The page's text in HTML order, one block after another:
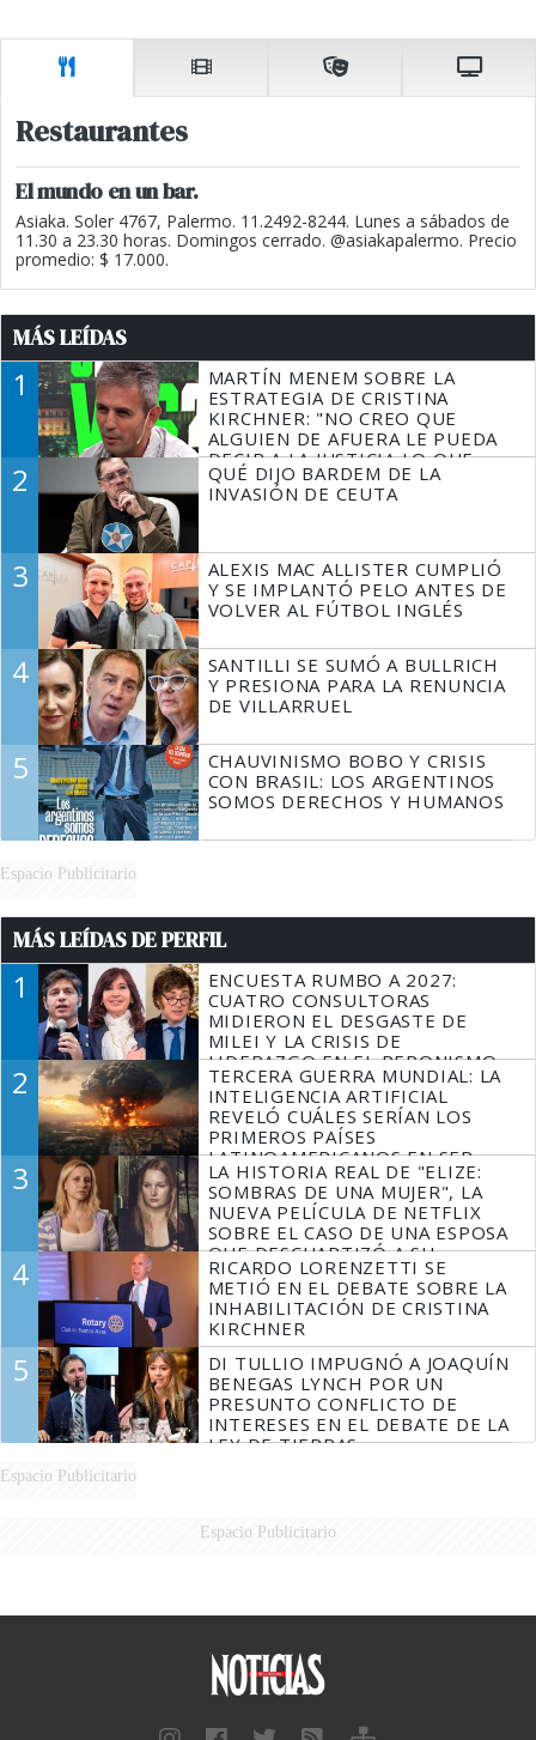
Restaurantes
El mundo en un bar.
Asiaka. Soler 4767, Palermo. 11.2492-8244. Lunes a sábados de
11.30 a 23.30 horas. Domingos cerrado. @asiakapalermo. Precio
promedio: $ 17.000.
MÁS LEÍDAS
1
MARTÍN MENEM SOBRE LA
ESTRATEGIA DE CRISTINA
KIRCHNER: "NO CREO QUE
ALGUIEN DE AFUERA LE PUEDA
DECIR A LA JUSTICIA LO QUE
TIENE QUE HACER"
2
QUÉ DIJO BARDEM DE LA
INVASIÓN DE CEUTA
3
ALEXIS MAC ALLISTER CUMPLIÓ
Y SE IMPLANTÓ PELO ANTES DE
VOLVER AL FÚTBOL INGLÉS
4
SANTILLI SE SUMÓ A BULLRICH
Y PRESIONA PARA LA RENUNCIA
DE VILLARRUEL
5
CHAUVINISMO BOBO Y CRISIS
CON BRASIL: LOS ARGENTINOS
SOMOS DERECHOS Y HUMANOS
Espacio Publicitario
MÁS LEÍDAS DE PERFIL
1
ENCUESTA RUMBO A 2027:
CUATRO CONSULTORAS
MIDIERON EL DESGASTE DE
MILEI Y LA CRISIS DE
LIDERAZGO EN EL PERONISMO
2
TERCERA GUERRA MUNDIAL: LA
INTELIGENCIA ARTIFICIAL
REVELÓ CUÁLES SERÍAN LOS
PRIMEROS PAÍSES
LATINOAMERICANOS EN SER
DERROTADOS
3
LA HISTORIA REAL DE "ELIZE:
SOMBRAS DE UNA MUJER", LA
NUEVA PELÍCULA DE NETFLIX
SOBRE EL CASO DE UNA ESPOSA
QUE DESCUARTIZÓ A SU
MARIDO
4
RICARDO LORENZETTI SE
METIÓ EN EL DEBATE SOBRE LA
INHABILITACIÓN DE CRISTINA
KIRCHNER
5
DI TULLIO IMPUGNÓ A JOAQUÍN
BENEGAS LYNCH POR UN
PRESUNTO CONFLICTO DE
INTERESES EN EL DEBATE DE LA
LEY DE TIERRAS
Espacio Publicitario
Espacio Publicitario